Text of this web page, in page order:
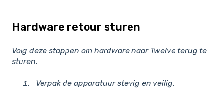
Hardware retour sturen
Volg deze stappen om hardware naar Twelve terug te
sturen.
Verpak de apparatuur stevig en veilig.